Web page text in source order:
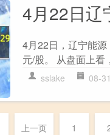
4月22日辽
4月22日，辽宁能
元/股。 从盘面上看
sslake 08-31
上一页 1